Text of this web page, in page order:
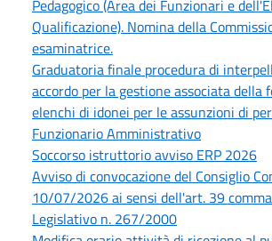
Pedagogico (Area dei Funzionari e
Qualificazione). Nomina della
esaminatrice.
Graduatoria finale procedura di
accordo per la gestione associata della
elenchi di idonei per le assunzioni di
Funzionario Amministrativo
Soccorso istruttorio avviso ERP 2026
Avviso di convocazione del Consiglio
10/07/2026 ai sensi dell'art. 39
Legislativo n. 267/2000